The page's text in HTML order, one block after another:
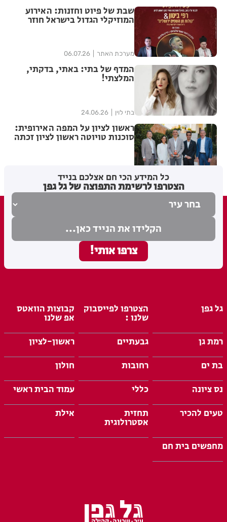
שבת של פיוט וחזנות: האירוע
המוזיקלי הגדול בישראל חוזר
מערכת האתר 06.07.26
המדף של בתי: באתי, בדקתי,
המלצתי!
בתי לוין 24.06.26
ראשון לציון על המפה האירופית:
סוכנות טויוטה ראשון לציון זכתה
כל המידע הכי חם אצלכם בנייד
הצטרפו לרשימת התפוצה של גל גפן
גל גפן הצטרפו לפייסבוק
שלנו :
קבוצות הוואטס
אפ שלנו
רמת גן
גבעתיים
ראשון-לציון
בת ים
רחובות
חולון
נס ציונה
כללי
עמוד הבית ראשי
טעים להכיר
תחזית
אסטרולוגית
אילת
מחפשים בית חם